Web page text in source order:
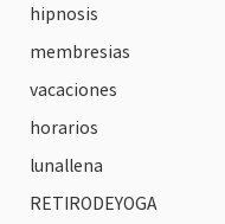
hipnosis
membresias
vacaciones
horarios
lunallena
RETIRODEYOGA